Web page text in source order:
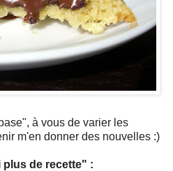
à vous de varier les
m'en donner des nouvelles :)
de recette" :